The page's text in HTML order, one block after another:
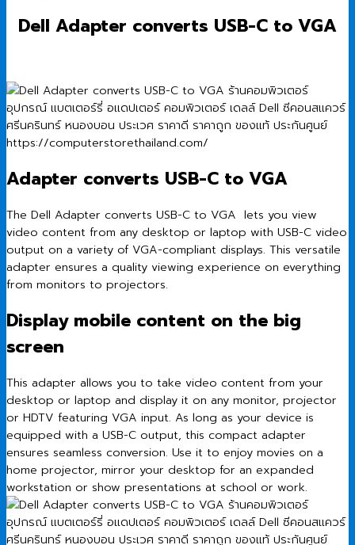
Dell Adapter converts USB-C to VGA
Adapter converts USB-C to VGA
The Dell Adapter converts USB-C to VGA lets you view
video content from any desktop or laptop with USB-C video
output on a variety of VGA-compliant displays. This versatile
adapter ensures a quality viewing experience on everything
from monitors to projectors.
Display mobile content on the big
screen
This adapter allows you to take video content from your
desktop or laptop and display it on any monitor, projector
or HDTV featuring VGA input. As long as your device is
equipped with a USB-C output, this compact adapter
ensures seamless conversion. Use it to enjoy movies on a
home projector, mirror your desktop for an expanded
workstation or show presentations at school or work.